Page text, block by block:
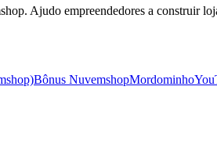
Ajudo empreendedores a construir
Bônus NuvemshopMordominho